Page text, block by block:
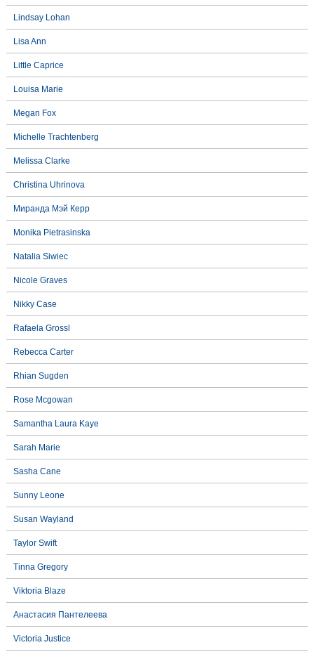
Lindsay Lohan
Lisa Ann
Little Caprice
Louisa Marie
Megan Fox
Michelle Trachtenberg
Melissa Clarke
Christina Uhrinova
Миранда Мэй Керр
Monika Pietrasinska
Natalia Siwiec
Nicole Graves
Nikky Case
Rafaela Grossl
Rebecca Carter
Rhian Sugden
Rose Mcgowan
Samantha Laura Kaye
Sarah Marie
Sasha Cane
Sunny Leone
Susan Wayland
Taylor Swift
Tinna Gregory
Viktoria Blaze
Анастасия Пантелеева
Victoria Justice